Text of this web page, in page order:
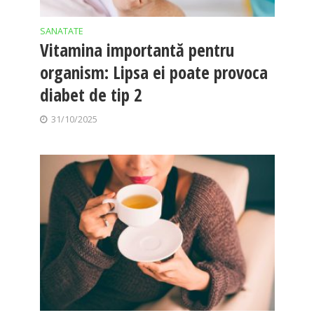
SANATATE
Vitamina importantă pentru
organism: Lipsa ei poate provoca
diabet de tip 2
31/10/2025